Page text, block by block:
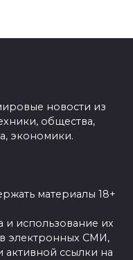
новости из
общества,
экономики.
материалы 18+
и использование их
электронных СМИ,
ссылки на